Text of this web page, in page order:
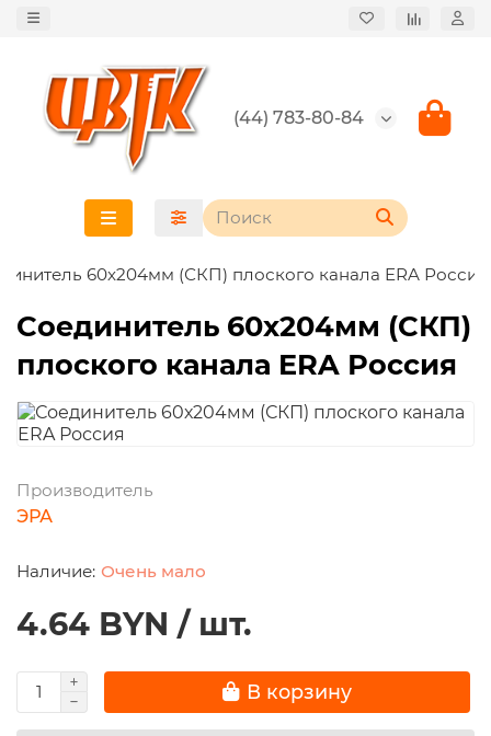
(44) 783-80-84
60х204мм (СКП) плоского канала ERA Россия
Соединитель 60х204мм (СКП)
плоского канала ERA Россия
Производитель
ЭРА
Очень мало
4.64 BYN / шт.
В корзину